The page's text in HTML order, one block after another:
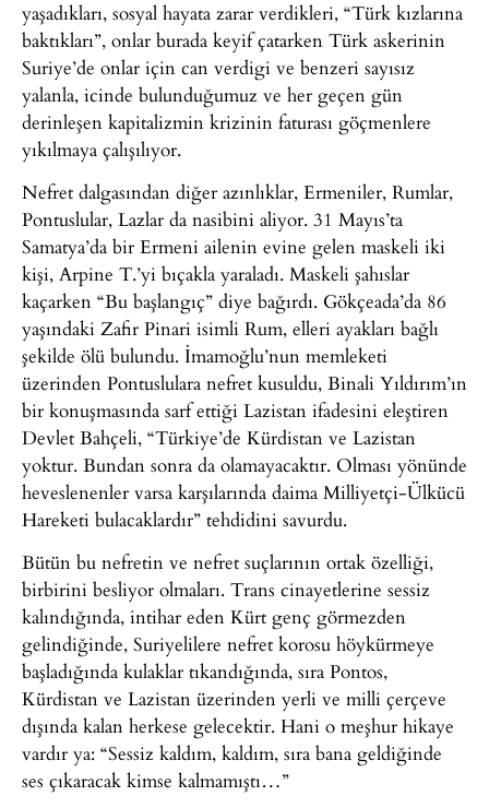
yaşadıkları, sosyal hayata zarar verdikleri, “Türk kızlarına
baktıkları”, onlar burada keyif çatarken Türk askerinin
Suriye’de onlar için can verdigi ve benzeri sayısız
yalanla, icinde bulunduğumuz ve her geçen gün
derinleşen kapitalizmin krizinin faturası göçmenlere
yıkılmaya çalışılıyor.
Nefret dalgasından diğer azınlıklar, Ermeniler, Rumlar,
Pontuslular, Lazlar da nasibini aliyor. 31 Mayıs’ta
Samatya’da bir Ermeni ailenin evine gelen maskeli iki
kişi, Arpine T.’yi bıçakla yaraladı. Maskeli şahıslar
kaçarken “Bu başlangıç” diye bağırdı. Gökçeada’da 86
yaşındaki Zafir Pinari isimli Rum, elleri ayakları bağlı
şekilde ölü bulundu. İmamoğlu’nun memleketi
üzerinden Pontuslulara nefret kusuldu, Binali Yıldırım’ın
bir konuşmasında sarf ettiği Lazistan ifadesini eleştiren
Devlet Bahçeli, “Türkiye’de Kürdistan ve Lazistan
yoktur. Bundan sonra da olamayacaktır. Olması yönünde
heveslenenler varsa karşılarında daima Milliyetçi-Ülkücü
Hareketi bulacaklardır” tehdidini savurdu.
Bütün bu nefretin ve nefret suçlarının ortak özelliği,
birbirini besliyor olmaları. Trans cinayetlerine sessiz
kalındığında, intihar eden Kürt genç görmezden
gelindiğinde, Suriyelilere nefret korosu höykürmeye
başladığında kulaklar tıkandığında, sıra Pontos,
Kürdistan ve Lazistan üzerinden yerli ve milli çerçeve
dışında kalan herkese gelecektir. Hani o meşhur hikaye
vardır ya: “Sessiz kaldım, kaldım, sıra bana geldiğinde
ses çıkaracak kimse kalmamıştı…”